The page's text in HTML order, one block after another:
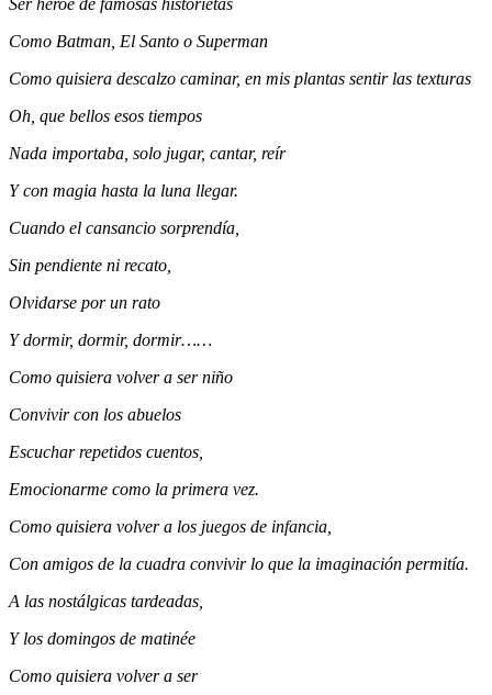
Ser héroe de famosas historietas
Como Batman, El Santo o Superman
Como quisiera descalzo caminar, en mis plantas sentir las texturas
Oh, que bellos esos tiempos
Nada importaba, solo jugar, cantar, reír
Y con magia hasta la luna llegar.
Cuando el cansancio sorprendía,
Sin pendiente ni recato,
Olvidarse por un rato
Y dormir, dormir, dormir……
Como quisiera volver a ser niño
Convivir con los abuelos
Escuchar repetidos cuentos,
Emocionarme como la primera vez.
Como quisiera volver a los juegos de infancia,
Con amigos de la cuadra convivir lo que la imaginación permitía.
A las nostálgicas tardeadas,
Y los domingos de matinée
Como quisiera volver a ser